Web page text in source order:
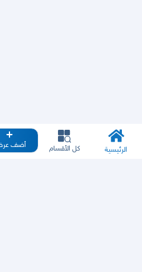
الرئيسية كل الأقسام أضف